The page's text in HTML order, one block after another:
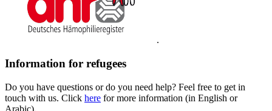
.
Information for refugees
Do you have questions or do you need help? Feel free to get in
touch with us. Click here for more information (in English or
Arabic).